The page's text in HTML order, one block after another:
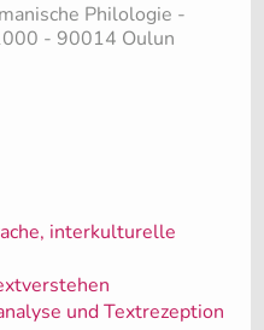
Philologie -
- 90014 Oulun
interkulturelle
und Textrezeption